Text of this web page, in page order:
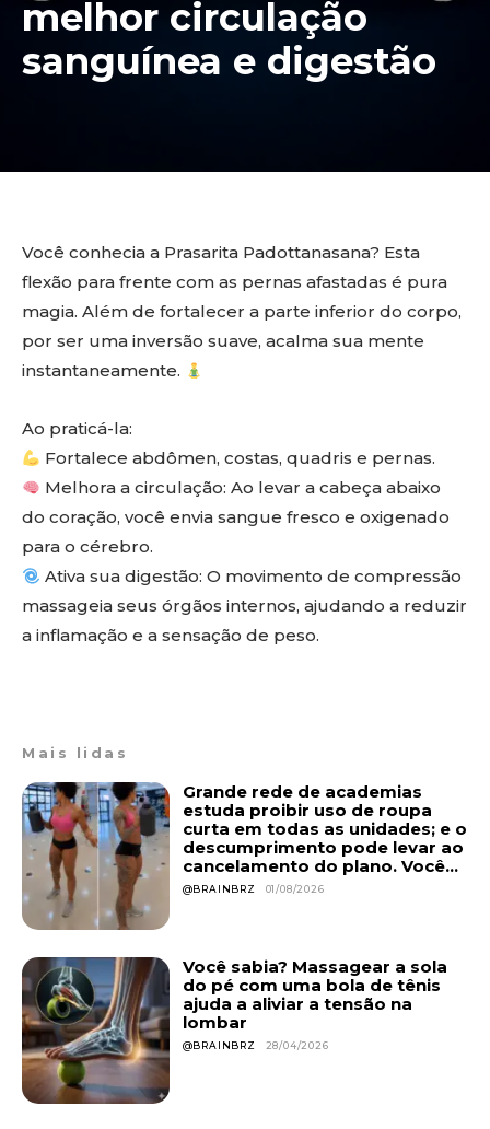
melhor circulação
sanguínea e digestão
Você conhecia a Prasarita Padottanasana? Esta
flexão para frente com as pernas afastadas é pura
magia. Além de fortalecer a parte inferior do corpo,
por ser uma inversão suave, acalma sua mente
instantaneamente.
Ao praticá-la:
Fortalece abdômen, costas, quadris e pernas.
Melhora a circulação: Ao levar a cabeça abaixo
do coração, você envia sangue fresco e oxigenado
para o cérebro.
Ativa sua digestão: O movimento de compressão
massageia seus órgãos internos, ajudando a reduzir
a inflamação e a sensação de peso.
Mais lidas
Grande rede de academias
estuda proibir uso de roupa
curta em todas as unidades; e o
descumprimento pode levar ao
cancelamento do plano. Você...
@BRAINBRZ 01/08/2026
Você sabia? Massagear a sola
do pé com uma bola de tênis
ajuda a aliviar a tensão na
lombar
@BRAINBRZ 28/04/2026